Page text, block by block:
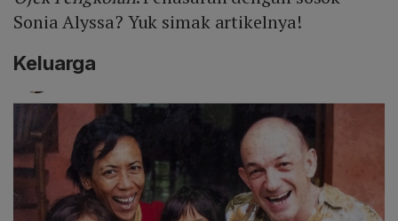
Sonia Alyssa? Yuk simak artikelnya!
Keluarga